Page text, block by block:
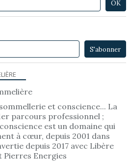
et conscience... La
parcours professionnel ;
est un domaine qui
à cœur, depuis 2001 dans
depuis 2017 avec Libère
Pierres Energies